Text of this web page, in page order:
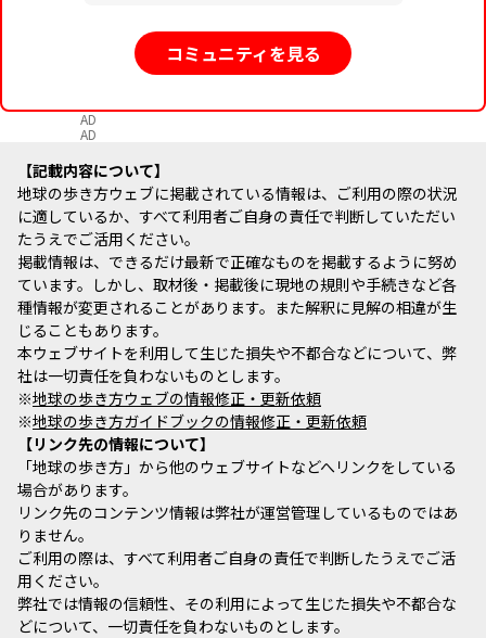
コミュニティを見る
AD
AD
記載内容について
地球の歩き方ウェブに掲載されている情報は、ご利用の際の状況
に適しているか、すべて利用者ご自身の責任で判断していただい
たうえでご活用ください。
掲載情報は、できるだけ最新で正確なものを掲載するように努め
ています。しかし、取材後・掲載後に現地の規則や手続きなど各
種情報が変更されることがあります。また解釈に見解の相違が生
じることもあります。
本ウェブサイトを利用して生じた損失や不都合などについて、弊
社は一切責任を負わないものとします。
※地球の歩き方ウェブの情報修正・更新依頼
※地球の歩き方ガイドブックの情報修正・更新依頼
リンク先の情報について
「地球の歩き方」から他のウェブサイトなどへリンクをしている
場合があります。
リンク先のコンテンツ情報は弊社が運営管理しているものではあ
りません。
ご利用の際は、すべて利用者ご自身の責任で判断したうえでご活
用ください。
弊社では情報の信頼性、その利用によって生じた損失や不都合な
どについて、一切責任を負わないものとします。